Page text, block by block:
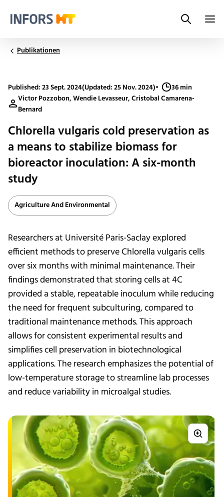
Search
Publikationen
Published: 23 Sept. 2024(Updated: 25 Nov. 2024)•
36 min
Victor Pozzobon, Wendie Levasseur, Cristobal Camarena-
Bernard
Chlorella vulgaris cold preservation as
a means to stabilize biomass for
bioreactor inoculation: A six-month
study
Agriculture And Environmental
Researchers at Université Paris-Saclay explored
efficient methods to preserve Chlorella vulgaris cells
over six months with minimal maintenance. Their
findings demonstrated that storing cells at 4C
provided a stable, repeatable inoculum while reducing
the need for frequent subculturing, compared to
traditional maintenance methods. This approach
allows for consistent experimental results and
simplifies cell preservation in biotechnological
applications. The research emphasizes the potential of
low-temperature storage to streamline lab processes
and reduce variability in microalgal studies.